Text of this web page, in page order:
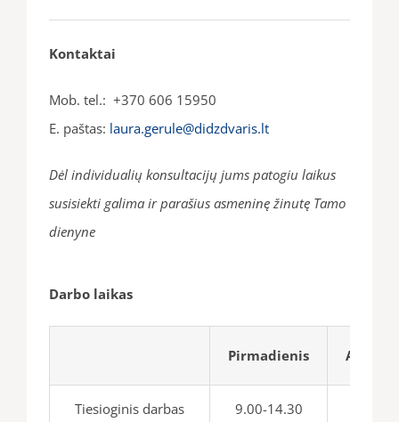
Kontaktai
Mob. tel.: +370 606 15950
E. paštas: laura.gerule@didzdvaris.lt
Dėl individualių konsultacijų jums patogiu laikus
susisiekti galima ir parašius asmeninę žinutę Tamo
dienyne
Darbo laikas
Pirmadienis
Tiesioginis darbas 9.00-14.30